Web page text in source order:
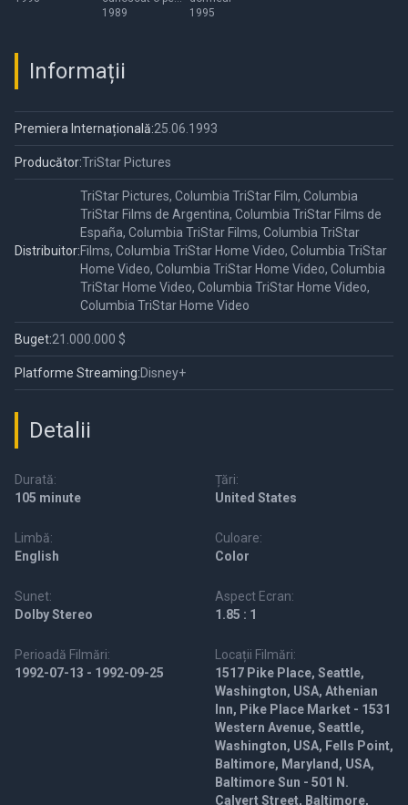
Sally
1989
1995
Informații
Premiera Internațională:25.06.1993
Producător:TriStar Pictures
Distribuitor:
TriStar Pictures, Columbia TriStar Film, Columbia
TriStar Films de Argentina, Columbia TriStar Films de
España, Columbia TriStar Films, Columbia TriStar
Films, Columbia TriStar Home Video, Columbia TriStar
Home Video, Columbia TriStar Home Video, Columbia
TriStar Home Video, Columbia TriStar Home Video,
Columbia TriStar Home Video
Buget:21.000.000 $
Platforme Streaming:Disney+
Detalii
Durată:
105 minute
Țări:
United States
Limbă:
English
Culoare:
Color
Sunet:
Dolby Stereo
Aspect Ecran:
1.85 : 1
Perioadă Filmări:
1992-07-13 - 1992-09-25
Locații Filmări:
1517 Pike Place, Seattle,
Washington, USA, Athenian
Inn, Pike Place Market - 1531
Western Avenue, Seattle,
Washington, USA, Fells Point,
Baltimore, Maryland, USA,
Baltimore Sun - 501 N.
Calvert Street, Baltimore,